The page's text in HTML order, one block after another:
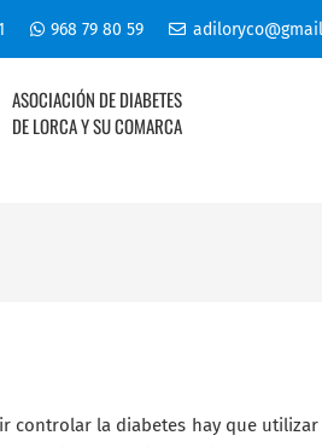
968 79 80 59
ASOCIACIÓN DE DIABETES
DE LORCA Y SU COMARCA
controlar la diabetes hay que